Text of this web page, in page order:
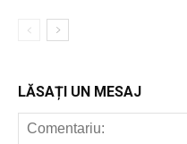
LĂSAȚI UN MESAJ